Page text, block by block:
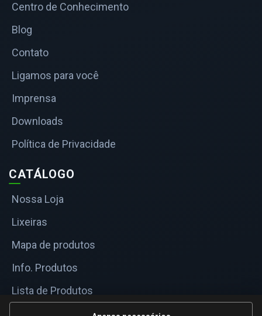
Centro de Conhecimento
Blog
Contato
Ligamos para você
Imprensa
Downloads
Política de Privacidade
CATÁLOGO
Nossa Loja
Lixeiras
Mapa de produtos
Info. Produtos
Lista de Produtos
Informações Técnicas